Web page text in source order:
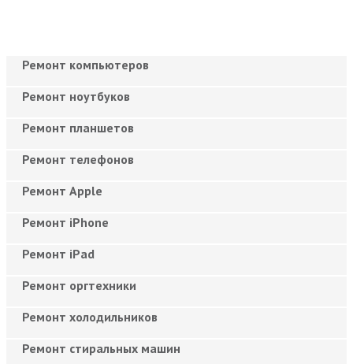
Ремонт компьютеров
Ремонт ноутбуков
Ремонт планшетов
Ремонт телефонов
Ремонт Apple
Ремонт iPhone
Ремонт iPad
Ремонт оргтехники
Ремонт холодильников
Ремонт стиральных машин